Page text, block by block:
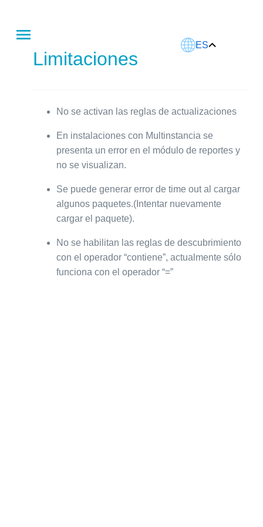
ES
Limitaciones
No se activan las reglas de actualizaciones
En instalaciones con Multinstancia se
presenta un error en el módulo de reportes y
no se visualizan.
Se puede generar error de time out al cargar
algunos paquetes.(Intentar nuevamente
cargar el paquete).
No se habilitan las reglas de descubrimiento
con el operador “contiene”, actualmente sólo
funciona con el operador “=”